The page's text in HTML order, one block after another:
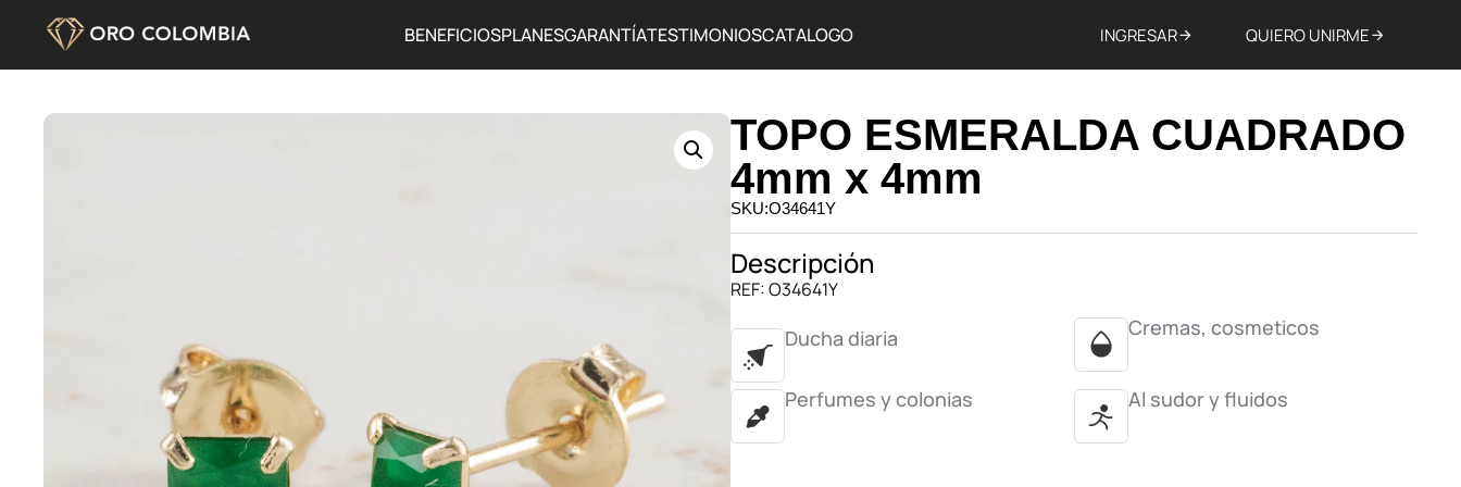
BENEFICIOSPLANESGARANTÍATESTIMONIOSCATALOGO INGRESAR QUIERO UNIRME
TOPO ESMERALDA CUADRADO
4mm x 4mm
SKU:O34641Y
Descripción
REF: O34641Y
Ducha diaria Cremas, cosmeticos
Perfumes y colonias Al sudor y fluidos